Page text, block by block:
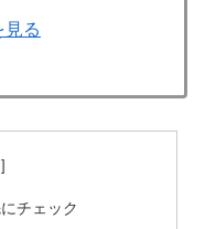
見る
チェック